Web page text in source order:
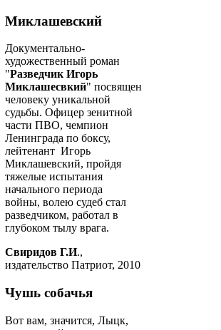
Миклашевский
Документально-
художественный роман
"Разведчик Игорь
Миклашесвкий" посвящен
человеку уникальной
судьбы. Офицер зенитной
части ПВО, чемпион
Ленинграда по боксу,
лейтенант Игорь
Миклашевский, пройдя
тяжелые испытания
начального периода
войны, волею судеб стал
разведчиком, работал в
глубоком тылу врага.
Свиридов Г.И.,
издательство Патриот, 2010
Чушь собачья
Вот вам, значится, Лыцк,